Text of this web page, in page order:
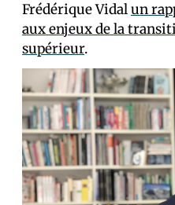
Frédérique Vidalun
aux enjeux de la
supérieur.